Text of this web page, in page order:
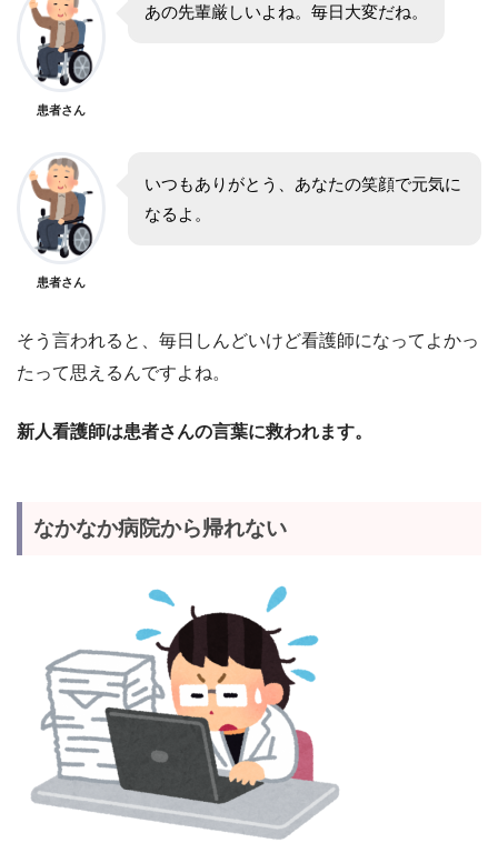
患者さん
あの先輩厳しいよね。毎日大変だね。
患者さん
いつもありがとう、あなたの笑顔で元気に
なるよ。
そう言われると、毎日しんどいけど看護師になってよかっ
たって思えるんですよね。
新人看護師は患者さんの言葉に救われます。
なかなか病院から帰れない